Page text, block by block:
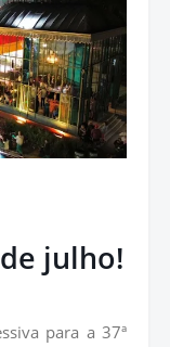
julho!
para a 37ª